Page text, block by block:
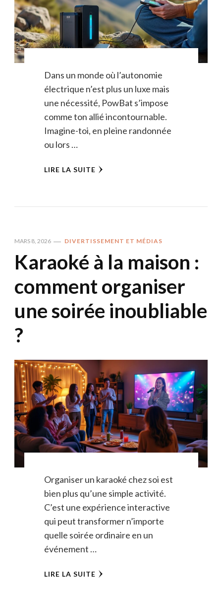
Dans un monde où l’autonomie
électrique n’est plus un luxe mais
une nécessité, PowBat s’impose
comme ton allié incontournable.
Imagine-toi, en pleine randonnée
ou lors …
LIRE LA SUITE
MARS 8, 2026 DIVERTISSEMENT ET MÉDIAS
Karaoké à la maison :
comment organiser
une soirée inoubliable
?
Organiser un karaoké chez soi est
bien plus qu’une simple activité.
C’est une expérience interactive
qui peut transformer n’importe
quelle soirée ordinaire en un
événement …
LIRE LA SUITE